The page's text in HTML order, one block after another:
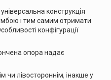
конструкція
і тим самим отримати
конфігурації
опора надає
лівостороннім, інакше у